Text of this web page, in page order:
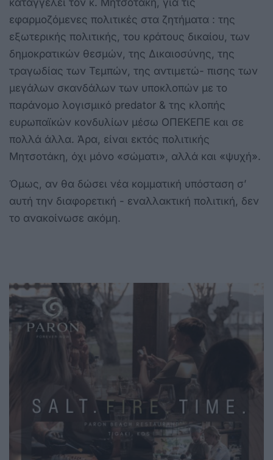
εφαρμοζόμενες πολιτικές στα ζητήματα : της
εξωτερικής πολιτικής, του κράτους δικαίου, των
δημοκρατικών θεσμών, της Δικαιοσύνης, της
τραγωδίας των Τεμπών, της αντιμετώ- πισης των
μεγάλων σκανδάλων των υποκλοπών με το
παράνομο λογισμικό predator & της κλοπής
ευρωπαϊκών κονδυλίων μέσω ΟΠΕΚΕΠΕ και σε
πολλά άλλα. Άρα, είναι εκτός πολιτικής
Μητσοτάκη, όχι μόνο «σώματι», αλλά και «ψυχή».
Όμως, αν θα δώσει νέα κομματική υπόσταση σ’
αυτή την διαφορετική - εναλλακτική πολιτική, δεν
το ανακοίνωσε ακόμη.